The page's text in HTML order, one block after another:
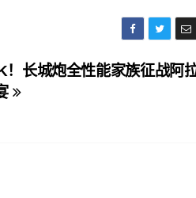
！长城炮全性能家族征战阿